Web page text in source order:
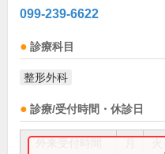
099-239-6622
診療科目
整形外科
診療/受付時間・休診日